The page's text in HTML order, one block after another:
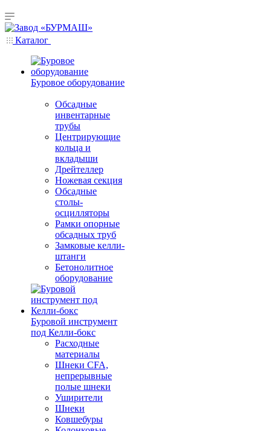
Каталог
Буровое оборудование
Обсадные
инвентарные
трубы
Центрирующие
кольца и
вкладыши
Дрейтеллер
Ножевая секция
Обсадные
столы-
осцилляторы
Рамки опорные
обсадных труб
Замковые келли-
штанги
Бетонолитное
оборудование
Буровой инструмент
под Келли-бокс
Расходные
материалы
Шнеки CFA,
непрерывные
полые шнеки
Уширители
Шнеки
Ковшебуры